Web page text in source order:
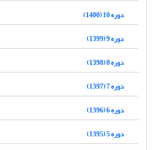
دوره 10 (1400)
دوره 9 (1399)
دوره 8 (1398)
دوره 7 (1397)
دوره 6 (1396)
دوره 5 (1395)